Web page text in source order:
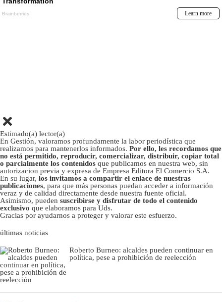
Estimado(a) lector(a)
En Gestión, valoramos profundamente la labor periodística que
realizamos para mantenerlos informados. Por ello, les recordamos que
no está permitido, reproducir, comercializar, distribuir, copiar total
o parcialmente los contenidos que publicamos en nuestra web, sin
autorizacion previa y expresa de Empresa Editora El Comercio S.A.
En su lugar, los invitamos a compartir el enlace de nuestras
publicaciones, para que más personas puedan acceder a información
veraz y de calidad directamente desde nuestra fuente oficial.
Asimismo, pueden suscribirse y disfrutar de todo el contenido
exclusivo que elaboramos para Uds.
Gracias por ayudarnos a proteger y valorar este esfuerzo.
últimas noticias
Roberto Burneo: alcaldes pueden continuar en
política, pese a prohibición de reelección